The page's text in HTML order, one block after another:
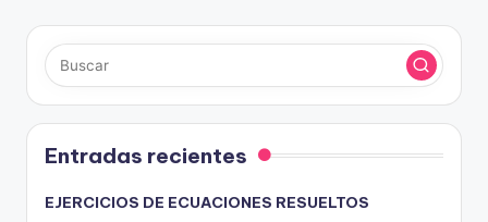
Entradas recientes
EJERCICIOS DE ECUACIONES RESUELTOS